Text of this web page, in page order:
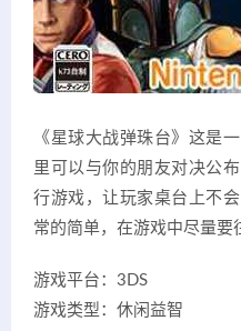
《星球大战弹珠台》这是
里可以与你的朋友对决公
行游戏，让玩家桌台上不
常的简单，在游戏中尽量要
游戏平台：3DS
游戏类型：休闲益智